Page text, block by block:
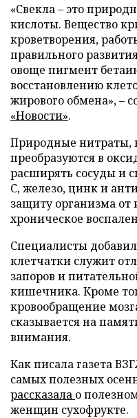
«Свекла – это
кислоты. Вещество
кроветворения,
правильного
овоще пигмент
восстановлению
жирового обмена», –
«Новости».
Природные нитраты,
преобразуются в
расширять сосуды и
С, железо, цинк и
защиту организма
хроническое
Специалисты
клетчатки служит
запоров и
кишечника. Кроме
кровообращение
сказывается на
внимания.
Как писала газета
самых полезных
рассказала о
женщин сухофрукте.